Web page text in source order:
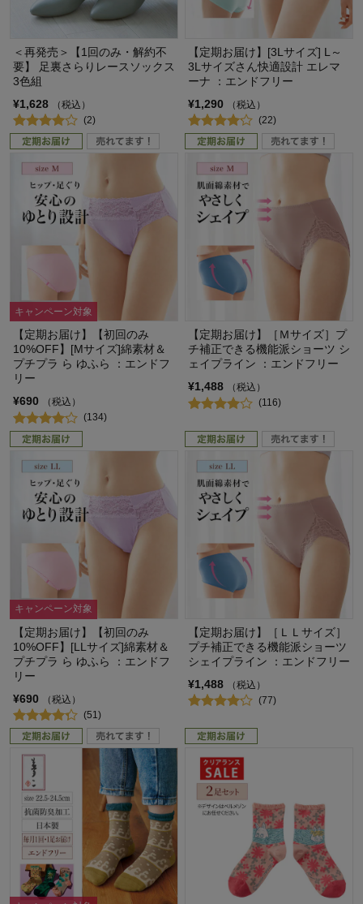
＜再発売＞【1回のみ・解約不
要】 足裏さらりレースソックス
3色組
¥1,628
（税込）
(2)
【定期お届け】[3Lサイズ] L～
3Lサイズさん快適設計 エレマ
ーナ ：エンドフリー
¥1,290
（税込）
(22)
キャンペーン対象
【定期お届け】【初回のみ
10%OFF】[Mサイズ]綿素材＆
プチプラ ら ゆふら ：エンドフ
リー
¥690
（税込）
(134)
【定期お届け】［Ｍサイズ］プ
チ補正できる機能派ショーツ シ
ェイプライン ：エンドフリー
¥1,488
（税込）
(116)
キャンペーン対象
【定期お届け】【初回のみ
10%OFF】[LLサイズ]綿素材＆
プチプラ ら ゆふら ：エンドフ
リー
¥690
（税込）
(51)
【定期お届け】［ＬＬサイズ］
プチ補正できる機能派ショーツ
シェイプライン ：エンドフリー
¥1,488
（税込）
(77)